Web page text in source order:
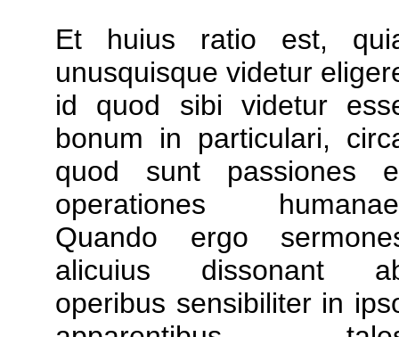
Et huius ratio est,
unusquisque videtur
id quod sibi videtur
bonum in particulari,
quod sunt passiones
operationes
Quando ergo
alicuius dissonant
operibus sensibiliter in